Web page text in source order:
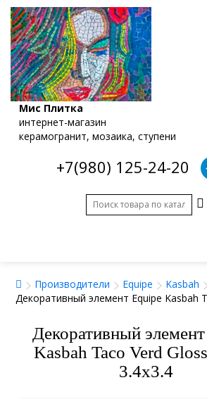
Мис Плитка
интернет-магазин
керамогранит, мозаика, ступени
+7(980) 125-24-20
Производители Equipe
Kasbah
Декоративный элемент Equipe Kasbah
Декоративный
Kasbah Taco Verd
3.4x3.4